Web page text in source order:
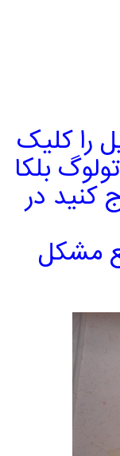
را کلیک
بلکا
کنید در
مشکل